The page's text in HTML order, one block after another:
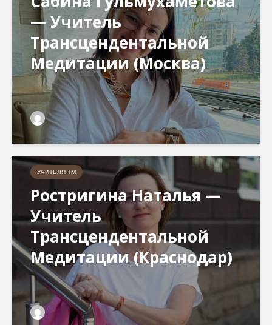
— Учитель
Трансцендентальной
Медитации (Москва)
УЧИТЕЛЯ ТМ
Ростригина Наталья —
Учитель
Трансцендентальной
Медитации (Краснодар)